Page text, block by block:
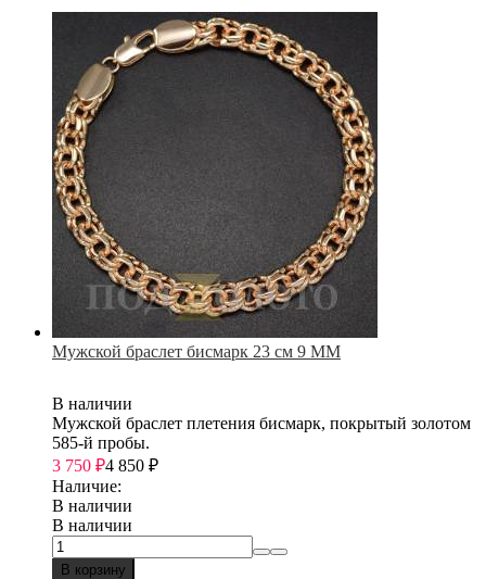
Мужской браслет бисмарк 23 см 9 ММ
В наличии
Мужской браслет плетения бисмарк, покрытый золотом
585-й пробы.
3 750 ₽4 850 ₽
Наличие:
В наличии
В наличии
В корзину